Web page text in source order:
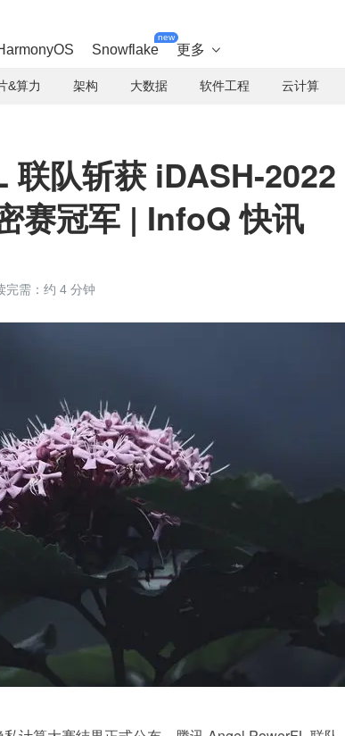
Snowflake
new
更多 
&算力 架构 大数据 软件工程 云计算
队斩获 iDASH-2022
赛冠军 | InfoQ 快讯
完需：约 4 分钟